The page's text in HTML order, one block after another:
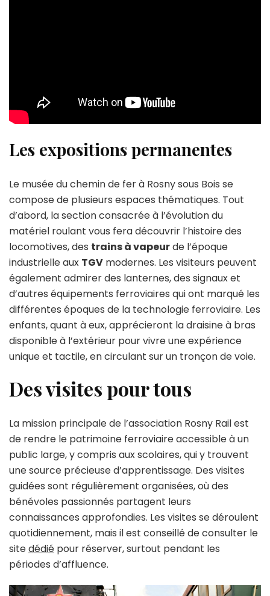
Les expositions permanentes
Le musée du chemin de fer à Rosny sous Bois se
compose de plusieurs espaces thématiques. Tout
d’abord, la section consacrée à l’évolution du
matériel roulant vous fera découvrir l’histoire des
locomotives, des trains à vapeurde l’époque
industrielle aux TGV modernes. Les visiteurs peuvent
également admirer des lanternes, des signaux et
d’autres équipements ferroviaires qui ont marqué les
différentes époques de la technologie ferroviaire. Les
enfants, quant à eux, apprécieront la draisine à bras
disponible à l’extérieur pour vivre une expérience
unique et tactile, en circulant sur un tronçon de voie.
Des visites pour tous
La mission principale de l’association Rosny Rail est
de rendre le patrimoine ferroviaire accessible à un
public large, y compris aux scolaires, qui y trouvent
une source précieuse d’apprentissage. Des visites
guidées sont régulièrement organisées, où des
bénévoles passionnés partagent leurs
connaissances approfondies. Les visites se déroulent
quotidiennement, mais il est conseillé de consulter le
sitedédié pour réserver, surtout pendant les
périodes d’affluence.